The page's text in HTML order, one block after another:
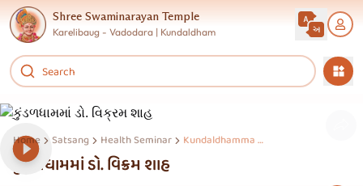
Shree Swaminarayan Temple
Karelibaug - Vadodara | Kundaldham
Home Satsang Health Seminar Kundaldhamma Dr. Vikram Shah
કુંડળધામમાં ડો. વિક્રમ શાહ